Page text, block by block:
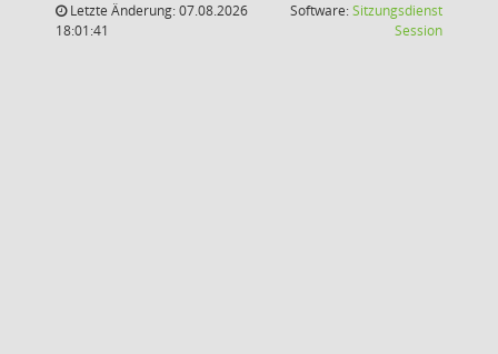
Letzte Änderung: 07.08.2026
18:01:41
Software:Sitzungsdienst
Session(Wird in